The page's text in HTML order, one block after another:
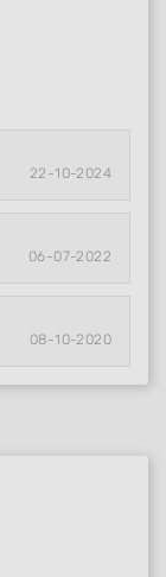
22-10-2024
06-07-2022
08-10-2020